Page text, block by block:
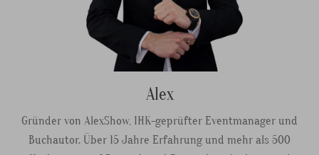
Alex
Gründer von AlexShow, IHK-geprüfter Eventmanager und
Buchautor. Über 15 Jahre Erfahrung und mehr als 500